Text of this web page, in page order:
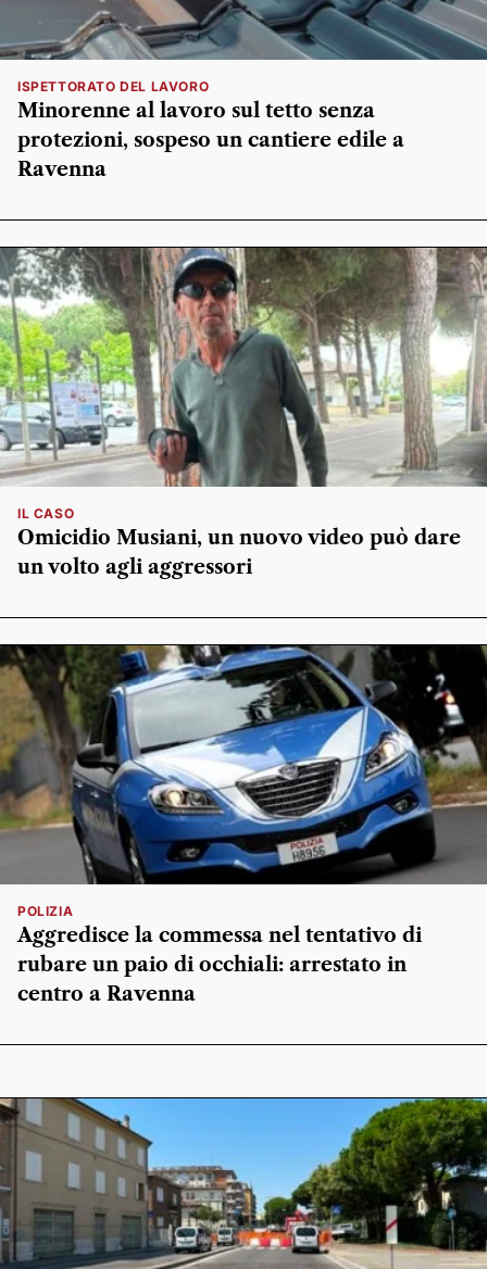
ISPETTORATO DEL LAVORO
Minorenne al lavoro sul tetto senza
protezioni, sospeso un cantiere edile a
Ravenna
IL CASO
Omicidio Musiani, un nuovo video può dare
un volto agli aggressori
POLIZIA
Aggredisce la commessa nel tentativo di
rubare un paio di occhiali: arrestato in
centro a Ravenna